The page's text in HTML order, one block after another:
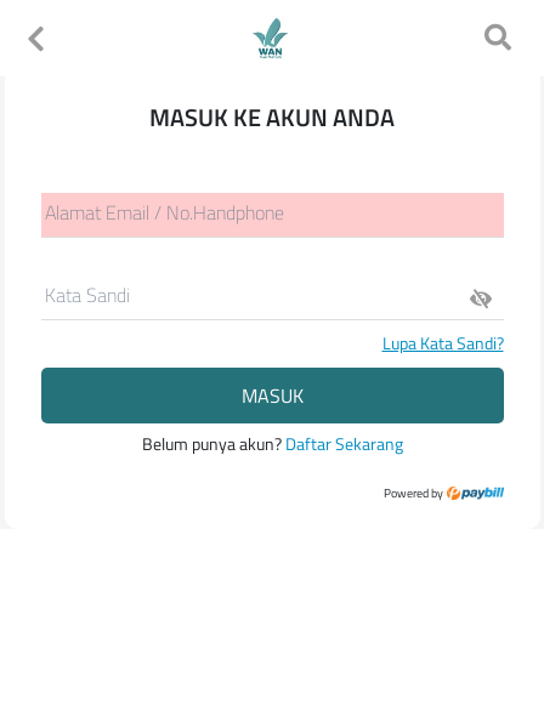
MASUK KE AKUN ANDA
Alamat Email / No.Handphone
Kata Sandi
Lupa Kata Sandi?
MASUK
Belum punya akun?Daftar Sekarang
Powered by